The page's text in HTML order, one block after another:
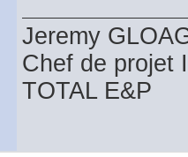
Jeremy
Chef de projet
TOTAL E&P